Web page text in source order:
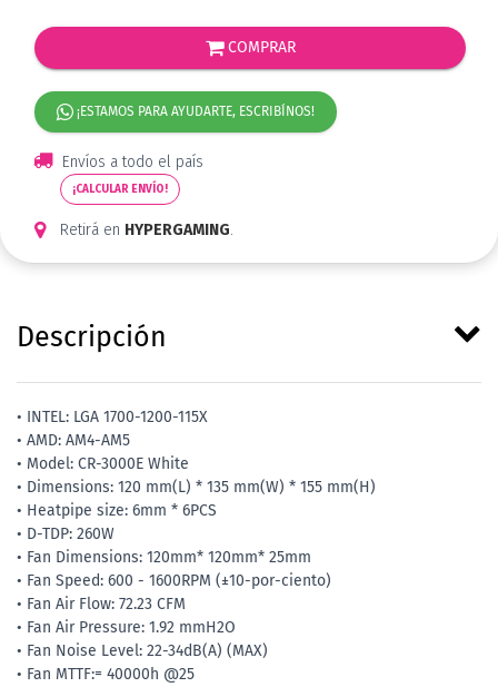
COMPRAR
¡ESTAMOS PARA AYUDARTE, ESCRIBÍNOS!
Envíos a todo el país
¡CALCULAR ENVÍO!
Retirá en HYPERGAMING.
Descripción
• INTEL: LGA 1700-1200-115X
• AMD: AM4-AM5
• Model: CR-3000E White
• Dimensions: 120 mm(L) * 135 mm(W) * 155 mm(H)
• Heatpipe size: 6mm * 6PCS
• D-TDP: 260W
• Fan Dimensions: 120mm* 120mm* 25mm
• Fan Speed: 600 - 1600RPM (±10-por-ciento)
• Fan Air Flow: 72.23 CFM
• Fan Air Pressure: 1.92 mmH2O
• Fan Noise Level: 22-34dB(A) (MAX)
• Fan MTTF:= 40000h @25